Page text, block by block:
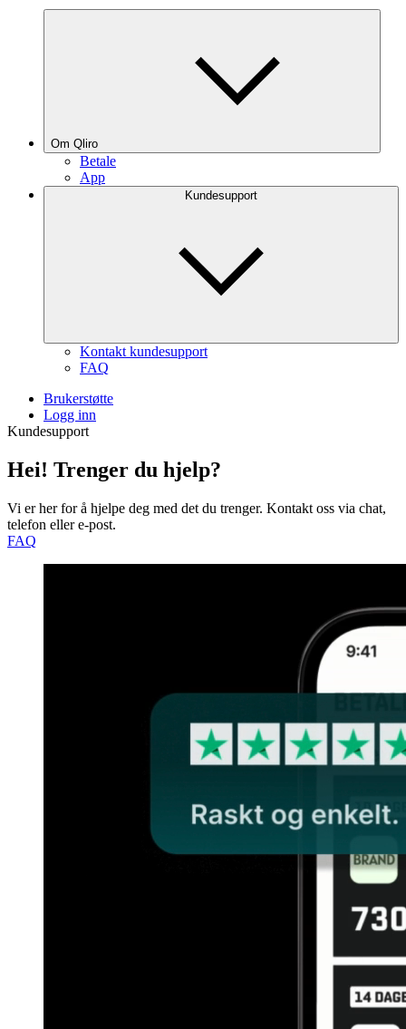
Om Qliro
Betale
App
Kundesupport
Kontakt kundesupport
FAQ
Brukerstøtte
Logg inn
Kundesupport
Hei! Trenger du hjelp?
Vi er her for å hjelpe deg med det du trenger. Kontakt oss via chat,
telefon eller e-post.
FAQ